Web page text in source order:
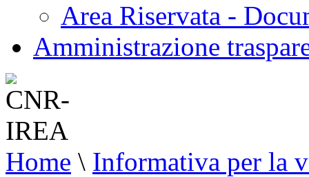
Area Riservata -
Amministrazione
Home \ Informativa per la